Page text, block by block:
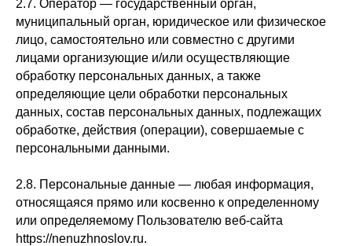
2.7. Оператор — государственный орган,
муниципальный орган, юридическое или физическое
лицо, самостоятельно или совместно с другими
лицами организующие и/или осуществляющие
обработку персональных данных, а также
определяющие цели обработки персональных
данных, состав персональных данных, подлежащих
обработке, действия (операции), совершаемые с
персональными данными.
2.8. Персональные данные — любая информация,
относящаяся прямо или косвенно к определенному
или определяемому Пользователю веб-сайта
https://nenuzhnoslov.ru.